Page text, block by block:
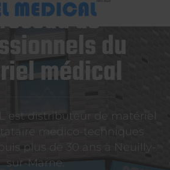
de
du
médical
est distributeur de matériel
médico-techniques
plus de 30 ans à Neuilly-
sur-Marne.